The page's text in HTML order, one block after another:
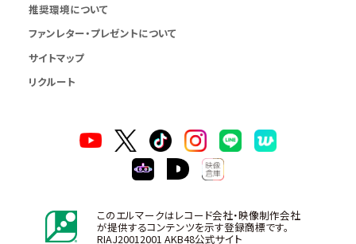
推奨環境について
ファンレター・プレゼントについて
サイトマップ
リクルート
このエルマークはレコード会社・映像制作会社
が提供するコンテンツを示す登録商標です。
RIAJ20012001 AKB48公式サイト